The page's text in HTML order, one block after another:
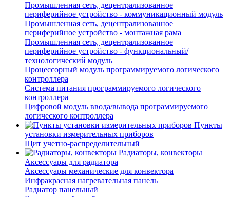
Промышленная сеть, децентрализованное
периферийное устройство - коммуникационный модуль
Промышленная сеть, децентрализованное
периферийное устройство - монтажная рама
Промышленная сеть, децентрализованное
периферийное устройство - функциональный/
технологический модуль
Процессорный модуль программируемого логического
контроллера
Система питания программируемого логического
контроллера
Цифровой модуль ввода/вывода программируемого
логического контроллера
Пункты
установки измерительных приборов
Щит учетно-распределительный
Радиаторы, конвекторы
Аксессуары для радиатора
Аксессуары механические для конвектора
Инфракрасная нагревательная панель
Радиатор панельный